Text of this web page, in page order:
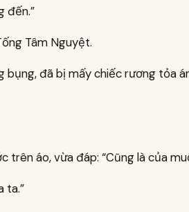
đến.”
Tâm Nguyệt.
bụng, đã bị mấy chiếc rương tỏa
trên áo, vừa đáp: “Cũng là của
ta.”